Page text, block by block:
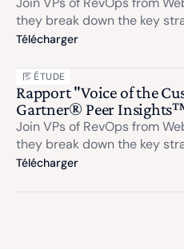
they break down the key
Télécharger
ÉTUDE
Rapport "Voice of the
Gartner® Peer
Join VPs of RevOps from
they break down the key
Télécharger